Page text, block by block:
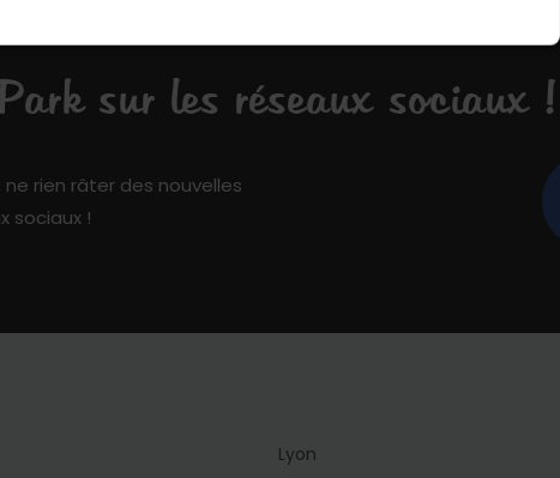
sur les réseaux sociaux !
rien râter des nouvelles
sociaux !
Lyon